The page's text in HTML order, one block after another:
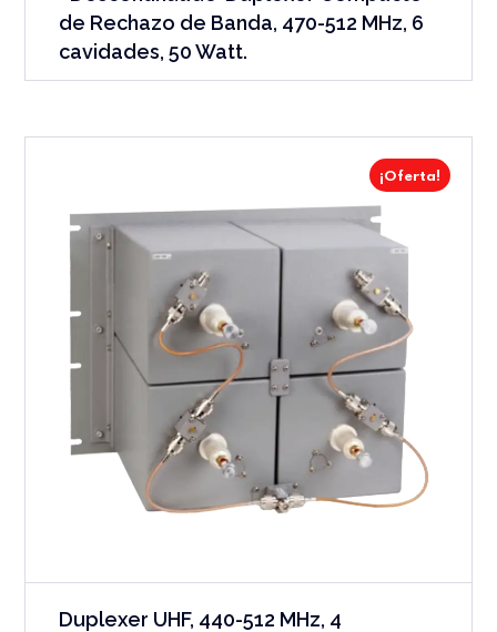
de Rechazo de Banda, 470-512 MHz, 6
cavidades, 50 Watt.
¡Oferta!
Duplexer UHF, 440-512 MHz, 4